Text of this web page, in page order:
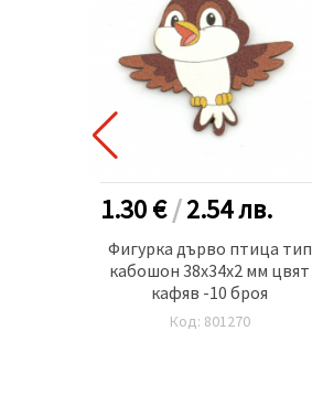
1.30 €/2.54лв.
Фигурка дърво птица тип
кабошон 38x34x2 мм цвят
кафяв -10 броя
Код: 801270